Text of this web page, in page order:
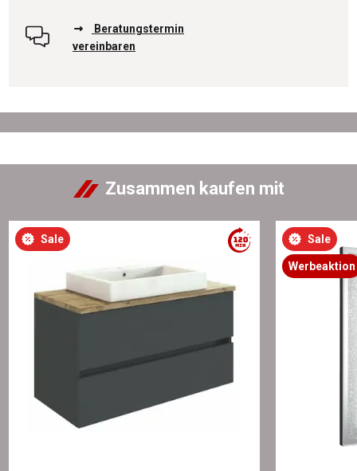
Beratungstermin
vereinbaren
Zusammen kaufen mit
Sale Sale
Werbeaktion